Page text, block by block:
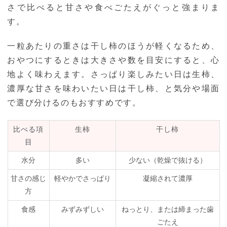
さで比べると甘さや食べごたえがぐっと強まりま
す。
一粒あたりの重さは干し柿のほうが軽くなるため、
おやつにするときは大きさや数を目安にすると、心
地よく味わえます。さっぱり楽しみたい日は生柿、
濃厚な甘さを味わいたい日は干し柿、と気分や場面
で選び分けるのもおすすめです。
比べる項
目
生柿 干し柿
水分 多い 少ない（乾燥で抜ける）
甘さの感じ
方
軽やかでさっぱり 凝縮されて濃厚
食感 みずみずしい
ねっとり、または締まった歯
ごたえ